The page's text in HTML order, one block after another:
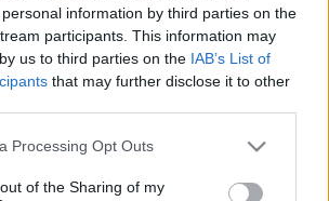
information by third parties on the
participants. This information may
us to third parties on the IAB’s List of
that may further disclose it to other
website/app uses one or more Google
visit or usage behaviour. You may click to
Processing Opt Outs
of the Sharing of my